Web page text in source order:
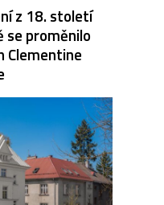
z 18. století
se proměnilo
Clementine